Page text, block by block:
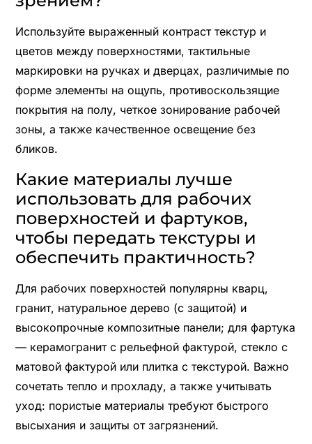
Используйте выраженный контраст текстур и
цветов между поверхностями, тактильные
маркировки на ручках и дверцах, различимые по
форме элементы на ощупь, противоскользящие
покрытия на полу, четкое зонирование рабочей
зоны, а также качественное освещение без
бликов.
Какие материалы лучше
использовать для рабочих
поверхностей и фартуков,
чтобы передать текстуры и
обеспечить практичность?
Для рабочих поверхностей популярны кварц,
гранит, натуральное дерево (с защитой) и
высокопрочные композитные панели; для фартука
— керамогранит с рельефной фактурой, стекло с
матовой фактурой или плитка с текстурой. Важно
сочетать тепло и прохладу, а также учитывать
уход: пористые материалы требуют быстрого
высыхания и защиты от загрязнений.